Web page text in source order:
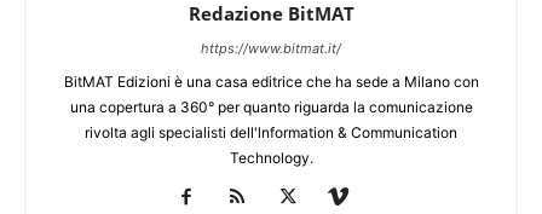
Redazione BitMAT
https://www.bitmat.it/
BitMAT Edizioni è una casa editrice che ha sede a Milano con
una copertura a 360° per quanto riguarda la comunicazione
rivolta agli specialisti dell'lnformation & Communication
Technology.